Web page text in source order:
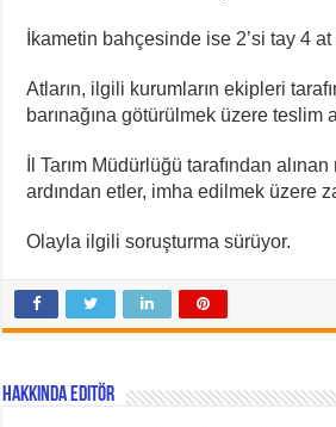
İkametin bahçesinde ise 2’si tay 4
Atların, ilgili kurumların ekipleri
barınağına götürülmek üzere teslim
İl Tarım Müdürlüğü tarafından
ardından etler, imha edilmek üzere
Olayla ilgili soruşturma sürüyor.
Hakkında Editör